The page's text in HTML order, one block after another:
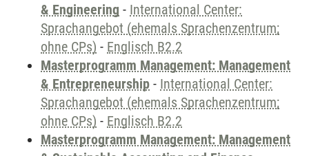
& Engineering - International Center:
Sprachangebot (ehemals Sprachenzentrum;
ohne CPs) - Englisch B2.2
Masterprogramm Management: Management
& Entrepreneurship - International Center:
Sprachangebot (ehemals Sprachenzentrum;
ohne CPs) - Englisch B2.2
Masterprogramm Management: Management